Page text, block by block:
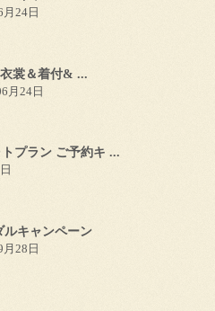
24日
裳＆着付& ...
月24日
プラン ご予約キ ...
ルキャンペーン
28日